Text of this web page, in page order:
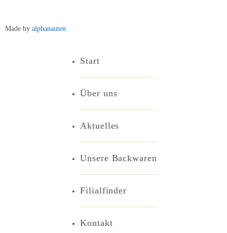
Made by alphanauten
Start
Über uns
Aktuelles
Unsere Backwaren
Filialfinder
Kontakt